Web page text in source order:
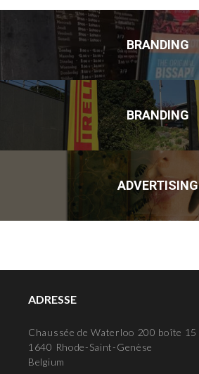
BRANDING
BRANDING
ADVERTISING
ADRESSE
Chaussée de Waterloo 200 boîte 15
1640 Rhode-Saint-Genèse
Belgium